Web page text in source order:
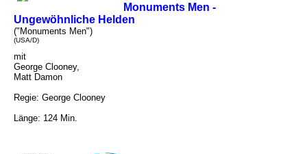
Monuments Men -
Ungewöhnliche Helden
("Monuments Men")
(USA/D)
mit
George Clooney,
Matt Damon
Regie: George Clooney
Länge: 124 Min.